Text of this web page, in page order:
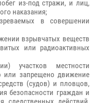
из-под стражи, и лиц,
наказания;
в совершении
взрывчатых веществ
или радиоактивных
участков местности
или запрещено движение
(судов) и пловцов,
безопасности граждан и